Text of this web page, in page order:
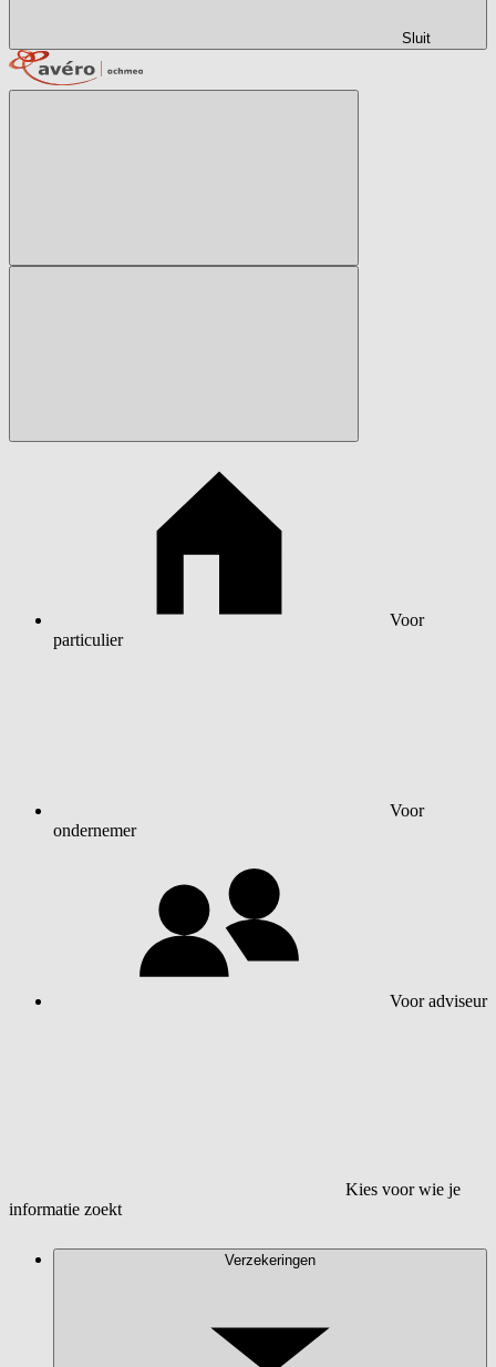
Sluit
Voor
particulier
Voor
ondernemer
Voor adviseur
Kies voor wie je
informatie zoekt
Verzekeringen